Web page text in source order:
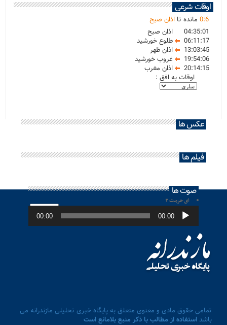
اوقات شرعی
0:6 مانده تااذان صبح
04:35:01
اذان صبح
06:11:17
طلوع خورشید
13:03:45
اذان ظهر
19:54:06
غروب خورشید
20:14:15
اذان مغرب
اوقات به افق :
عکس ها
فیلم ها
صوت ها
ای حرمت ۲
پخش‌کننده
صوت 00:00
00:00
تمامی حقوق مادی و معنوی متعلق به پایگاه خبری تحلیلی مازندرانه می
باشداستفاده از مطالب با ذکر منبع بلامانع است